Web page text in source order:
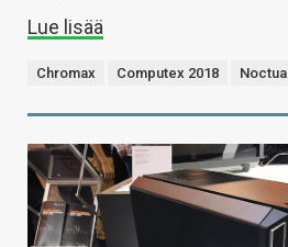
Lue lisää
Chromax Computex 2018 Noctua